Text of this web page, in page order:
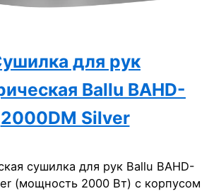
для рук
Ballu BAHD-
2000DM Silver
сушилка для рук Ballu BAHD-
(мощность 2000 Вт) с корпусом